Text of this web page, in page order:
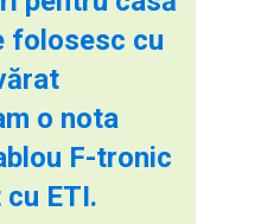
folosesc cu
o nota
F-tronic
cu ETI.